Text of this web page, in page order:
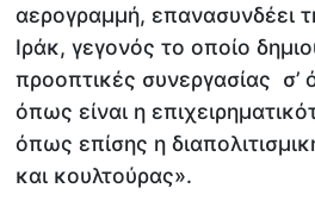
αερογραμμή, επανασυνδέει
Ιράκ, γεγονός το οποίο
προοπτικές συνεργασίας σ’
όπως είναι η
όπως επίσης η
και κουλτούρας».